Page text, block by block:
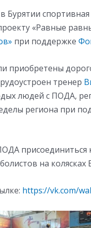
Бурятии
«Равные
при поддержке
приобретены
тренер
людей с ПОДА,
региона при
на колясках
https://vk.com/